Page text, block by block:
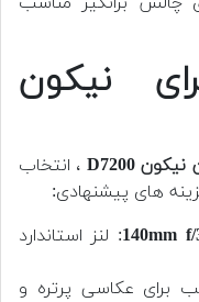
نیکون
نیکون D7200
، انتخاب
های پیشنهادی:
: لنز استاندارد
برای عکاسی پرتره و